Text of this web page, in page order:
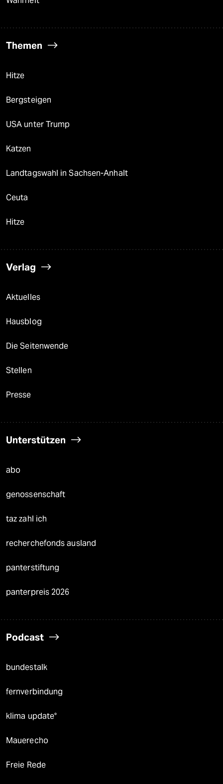
Themen
Hitze
Bergsteigen
USA unter Trump
Katzen
Landtagswahl in Sachsen-Anhalt
Ceuta
Hitze
Verlag
Aktuelles
Hausblog
Die Seitenwende
Stellen
Presse
Unterstützen
abo
genossenschaft
taz zahl ich
recherchefonds ausland
panterstiftung
panterpreis 2026
Podcast
bundestalk
fernverbindung
klima update°
Mauerecho
Freie Rede